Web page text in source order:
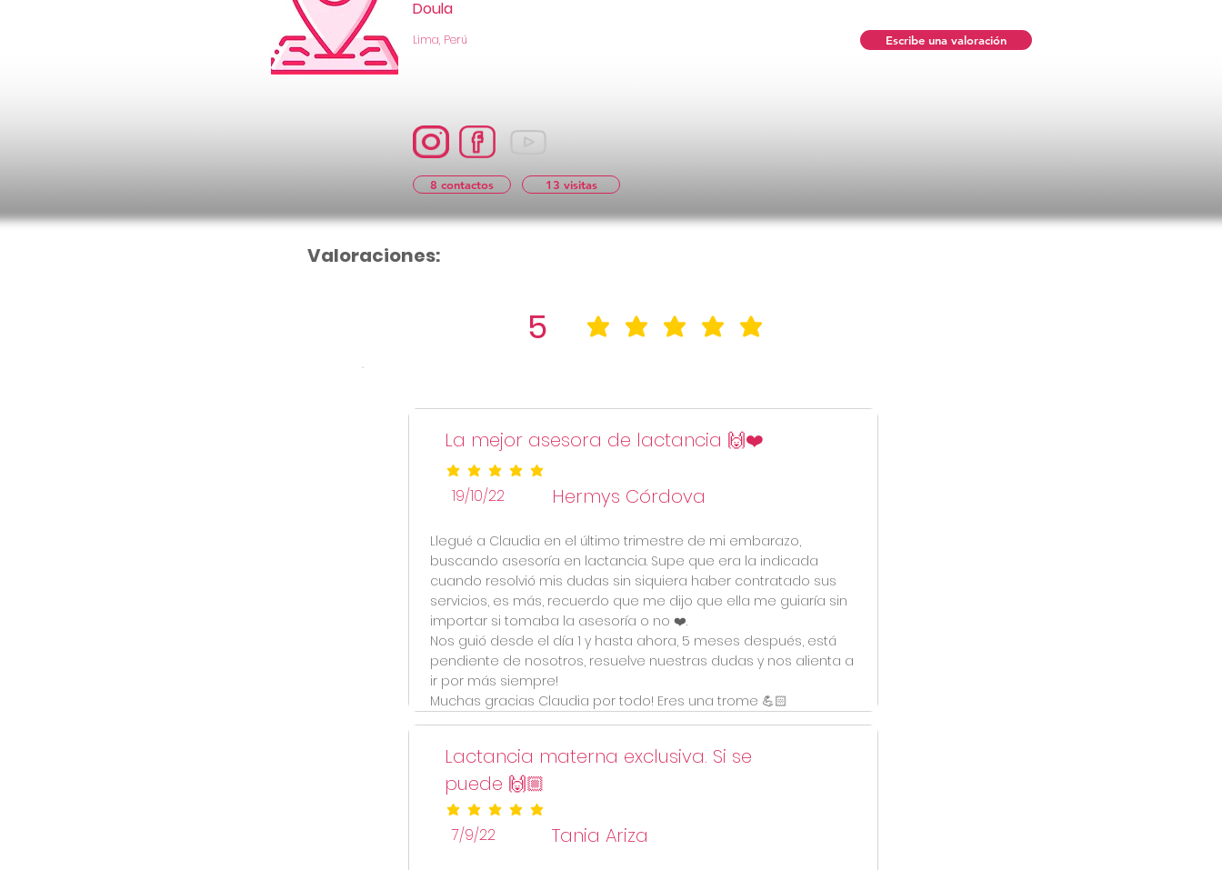
Doula
Lima, Perú
8 contactos 13 visitas
Escribe una valoración
Valoraciones:
5 la calificación promedio es 5 de 5
La mejor asesora de lactancia 🙌❤️
la calificación promedio es 5 de 5
19/10/22 Hermys Córdova
Llegué a Claudia en el último trimestre de mi embarazo,
buscando asesoría en lactancia. Supe que era la indicada
cuando resolvió mis dudas sin siquiera haber contratado sus
servicios, es más, recuerdo que me dijo que ella me guiaría sin
importar si tomaba la asesoría o no ❤️.
Nos guió desde el día 1 y hasta ahora, 5 meses después, está
pendiente de nosotros, resuelve nuestras dudas y nos alienta a
ir por más siempre!
Muchas gracias Claudia por todo! Eres una trome 💪🏻
Lactancia materna exclusiva. Si se
puede 🙌🏼
la calificación promedio es 5 de 5
7/9/22 Tania Ariza